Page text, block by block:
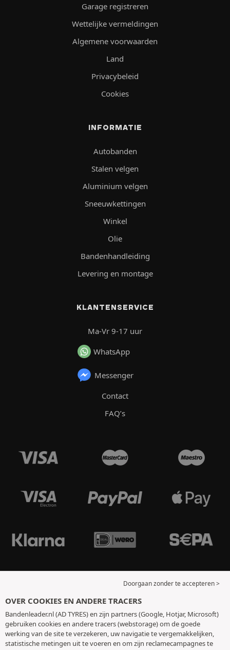
Garage registreren
Wettelijke vermeldingen
Algemene voorwaarden
Land
Privacybeleid
Cookies
INFORMATIE
Autobanden
Stalen velgen
Aluminium velgen
Sneeuwkettingen
Winkel
Olie
Bandenhandleiding
Levering en montage
KLANTENSERVICE
Ma-Vr 9-17 uur
WhatsApp
Messenger
Contact
FAQ’s
Doorgaan zonder te accepteren >
OVER COOKIES EN ANDERE TRACERS
Bandenleader.nl (AD TYRES) en zijn partners (Google, Hotjar, Microsoft)
gebruiken cookies en andere tracers (webstorage) om de goede
werking van de site te verzekeren, uw navigatie te vergemakkelijken,
statistische metingen uit te voeren en om zijn reclamecampagnes te